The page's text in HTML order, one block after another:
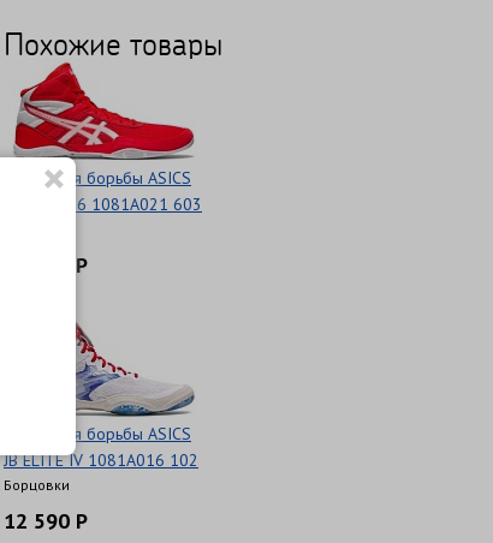
Похожие товары
Обувь для борьбы ASICS
MATFLEX 6 1081A021 603
15 590 Р
Обувь для борьбы ASICS
JB ELITE IV 1081A016 102
Борцовки
12 590 Р